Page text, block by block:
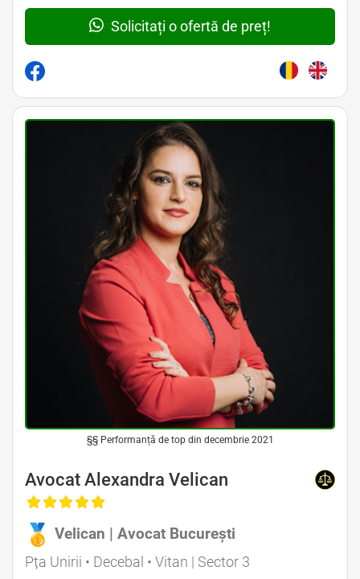
Solicitați o ofertă de preț!
§§ Performanță de top din decembrie 2021
Avocat Alexandra Velican
Velican | Avocat București
Pța Unirii • Decebal • Vitan | Sector 3